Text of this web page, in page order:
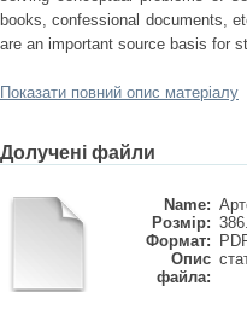
books, confessional documents,
are an important source basis for
Показати повний опис матеріалу
Долучені файли
Name:
Розмір:
Формат:
Опис
файла: